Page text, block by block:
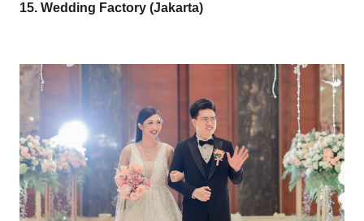
15. Wedding Factory (Jakarta)